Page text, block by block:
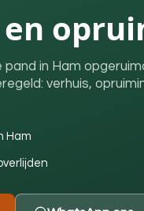
pand in Ham
verhuis,
Ham